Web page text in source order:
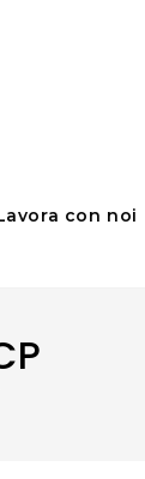
con noi